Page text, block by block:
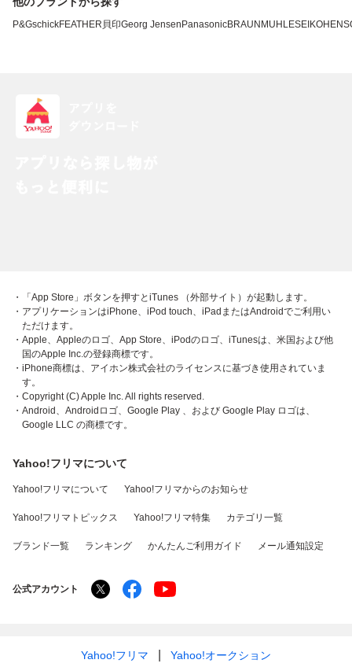
P&GschickFEATHER 貝印Georg Jensen PanasonicBRAUN MUHLESEIKO
・「App Store」ボタンを押すとiTunes （外部サイト）が起動します。
・アプリケーションはiPhone、iPod touch、iPadまたはAndroidでご利用い
ただけます。
・Apple、Appleのロゴ、App Store、iPodのロゴ、iTunesは、米国および他
国のApple Inc.の登録商標です。
・iPhone商標は、アイホン株式会社のライセンスに基づき使用されていま
す。
・Copyright (C) Apple Inc. All rights reserved.
・Android、Androidロゴ、Google Play 、および Google Play ロゴは、
Google LLC の商標です。
Yahoo!フリマについて
Yahoo!フリマについて Yahoo!フリマからのお知らせ
Yahoo!フリマトピックス Yahoo!フリマ特集 カテゴリ一覧
ブランド一覧 ランキング かんたんご利用ガイド メール通知設定
公式アカウント
Yahoo!フリマ Yahoo!オークション